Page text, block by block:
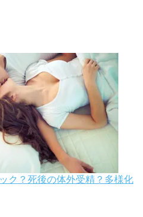
ク？死後の体外受精？多様化